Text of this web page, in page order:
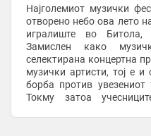
Најголемиот музички
отворено небо ова лето
игралиште во
Замислен како
селектирана концертна
музички артисти, тој е
борба против
Токму затоа